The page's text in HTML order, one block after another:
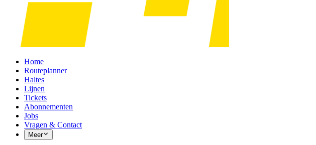
Home
Routeplanner
Haltes
Lijnen
Tickets
Abonnementen
Jobs
Vragen & Contact
Meer